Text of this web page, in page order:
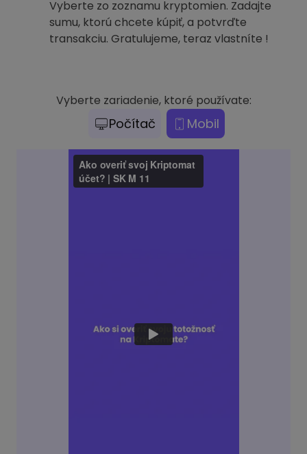
Vyberte zo zoznamu kryptomien. Zadajte
sumu, ktorú chcete kúpiť, a potvrďte
transakciu. Gratulujeme, teraz vlastníte !
Vyberte zariadenie, ktoré používate:
Počítač Mobil